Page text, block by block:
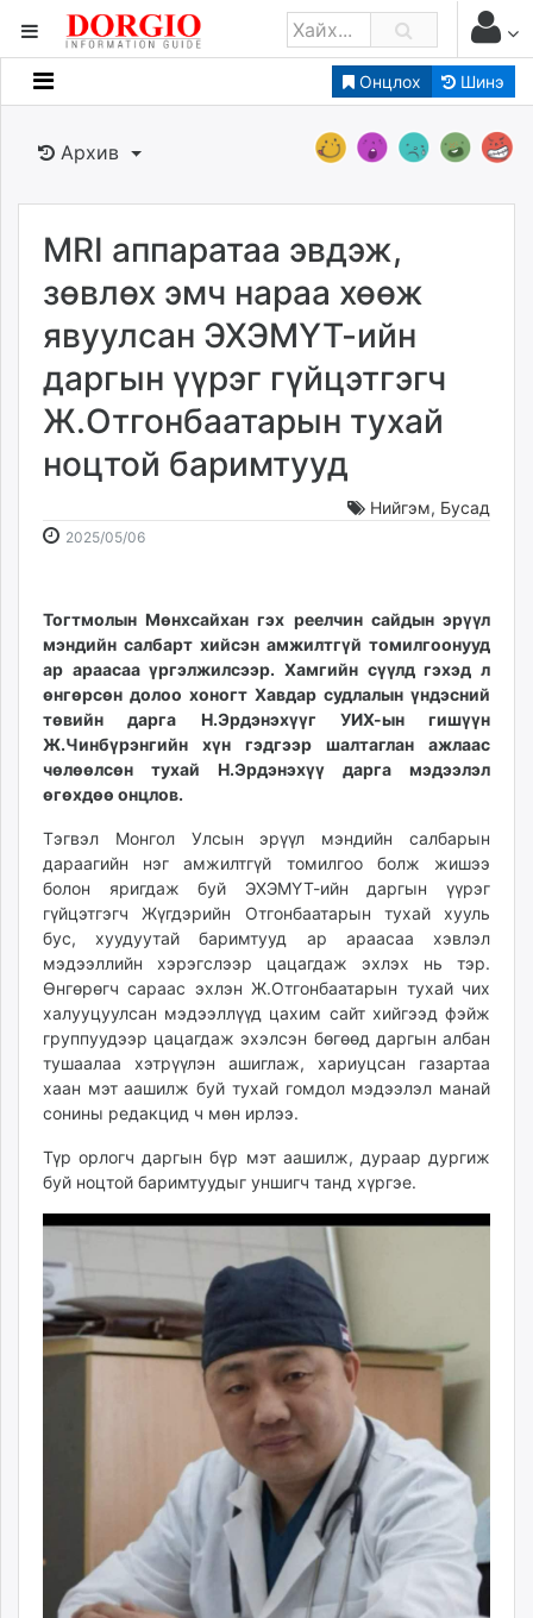
Онцлох Шинэ
Мэдээллийн
Банк санхүү
Бизнес ААН
Төрийн
dorgio.mn
Gogo.mn
caak.mn
news.mn
zindaa.mn
tovch.mn
Livetv.mn
Eguur.mn
24tsag.mn
shuud.mn
eagle.mn
zarig.mn
zuv.mn
mminfo.mn
ugluu.mn
urlag.mn
unen.mn
asu.mn
shudarga.mn
shuurhai.mn
unuudur.mn
isee.mn
mglradio.com
fact.mn
shuum.mn
times.mn
tvmongolia.mn
mass.mn
Архив
MRI аппаратаа эвдэж,
зөвлөх эмч нараа хөөж
явуулсан ЭХЭМҮТ-ийн
даргын үүрэг гүйцэтгэгч
Ж.Отгонбаатарын тухай
ноцтой баримтууд
Нийгэм, Бусад
2025/05/062025-
16:21:03
2026-
16:16:28
Тогтмолын Мөнхсайхан гэх реелчин сайдын эрүүл
мэндийн салбарт хийсэн амжилтгүй томилгоонууд
ар араасаа үргэлжилсээр. Хамгийн сүүлд гэхэд л
өнгөрсөн долоо хоногт Хавдар судлалын үндэсний
төвийн дарга Н.Эрдэнэхүүг УИХ-ын гишүүн
Ж.Чинбүрэнгийн хүн гэдгээр шалтаглан ажлаас
чөлөөлсөн тухай Н.Эрдэнэхүү дарга мэдээлэл
өгөхдөө онцлов.
Тэгвэл Монгол Улсын эрүүл мэндийн салбарын
дараагийн нэг амжилтгүй томилгоо болж жишээ
болон яригдаж буй ЭХЭМҮТ-ийн даргын үүрэг
гүйцэтгэгч Жүгдэрийн Отгонбаатарын тухай хууль
бус, хуудуутай баримтууд ар араасаа хэвлэл
мэдээллийн хэрэгслээр цацагдаж эхлэх нь тэр.
Өнгөрөгч сараас эхлэн Ж.Отгонбаатарын тухай чих
халууцуулсан мэдээллүүд цахим сайт хийгээд фэйж
группуудээр цацагдаж эхэлсэн бөгөөд даргын албан
тушаалаа хэтрүүлэн ашиглаж, хариуцсан газартаа
хаан мэт аашилж буй тухай гомдол мэдээлэл манай
сонины редакцид ч мөн ирлээ.
Түр орлогч даргын бүр мэт аашилж, дураар дургиж
буй ноцтой баримтуудыг уншигч танд хүргэе.